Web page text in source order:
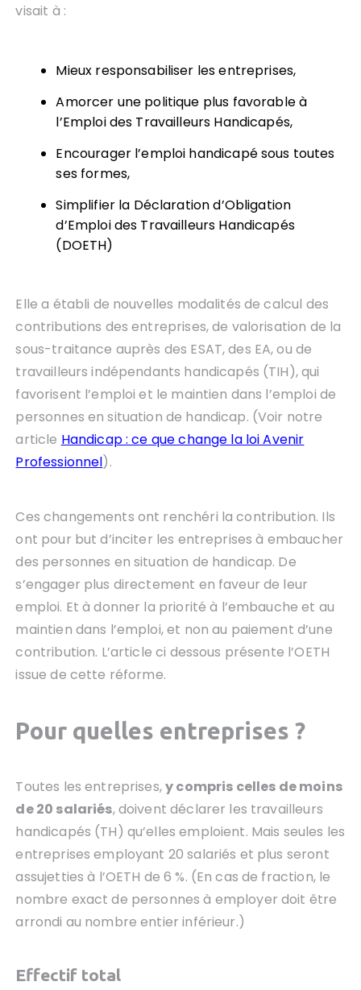
visait à :
Mieux responsabiliser les entreprises,
Amorcer une politique plus favorable à
l’Emploi des Travailleurs Handicapés,
Encourager l’emploi handicapé sous toutes
ses formes,
Simplifier la Déclaration d’Obligation
d’Emploi des Travailleurs Handicapés
(DOETH)
Elle a établi de nouvelles modalités de calcul des
contributions des entreprises, de valorisation de la
sous-traitance auprès des ESAT, des EA, ou de
travailleurs indépendants handicapés (TIH), qui
favorisent l’emploi et le maintien dans l’emploi de
personnes en situation de handicap. (Voir notre
article Handicap : ce que change la loi Avenir
Professionnel).
Ces changements ont renchéri la contribution. Ils
ont pour but d’inciter les entreprises à embaucher
des personnes en situation de handicap. De
s’engager plus directement en faveur de leur
emploi. Et à donner la priorité à l’embauche et au
maintien dans l’emploi, et non au paiement d’une
contribution. L’article ci dessous présente l’OETH
issue de cette réforme.
Pour quelles entreprises ?
Toutes les entreprises,y compris celles de moins
de 20 salariés, doivent déclarer les travailleurs
handicapés (TH) qu’elles emploient. Mais seules les
entreprises employant 20 salariés et plus seront
assujetties à l’OETH de 6 %. (En cas de fraction, le
nombre exact de personnes à employer doit être
arrondi au nombre entier inférieur.)
Effectif total